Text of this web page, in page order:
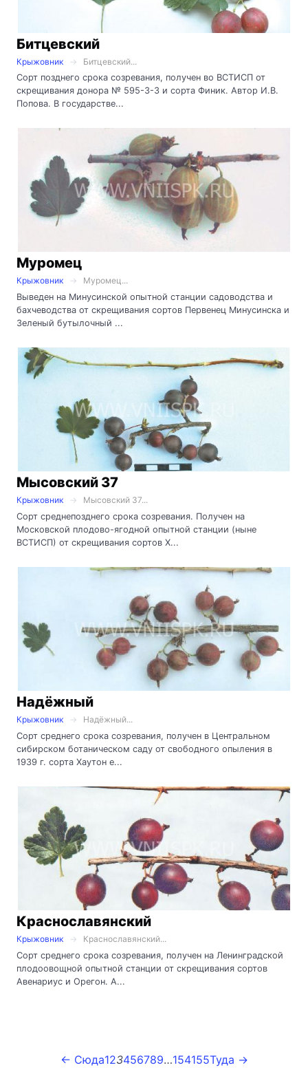
Битцевский
Крыжовник
Битцевский...
Сорт позднего срока созревания, получен во ВСТИСП от
скрещивания донора № 595-3-3 и сорта Финик. Автор И.В.
Попова. В государстве...
Муромец
Крыжовник
Муромец...
Выведен на Минусинской опытной станции садоводства и
бахчеводства от скрещивания сортов Первенец Минусинска и
Зеленый бутылочный ...
Мысовский 37
Крыжовник
Мысовский 37...
Сорт среднепозднего срока созревания. Получен на
Московской плодово-ягодной опытной станции (ныне
ВСТИСП) от скрещивания сортов Х...
Надёжный
Крыжовник
Надёжный...
Сорт среднего срока созревания, получен в Центральном
сибирском ботаническом саду от свободного опыления в
1939 г. сорта Хаутон е...
Краснославянский
Крыжовник
Краснославянский...
Сорт среднего срока созревания, получен на Ленинградской
плодоовощной опытной станции от скрещивания сортов
Авенариус и Орегон. А...
← Сюда123456789…154155Туда →